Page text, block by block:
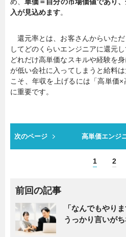
入が見込めます。
還元率とは、お客さんからいた
してどのくらいエンジニアに還元
どれだけ高単価なスキルや経験を
が低い会社に入ってしまうと給料
こそ、年収を上げるには「高単価
に重要です。
次のページ 高単価エンジ
1 2
前回の記事
「なんでもやり
うっかり言いが